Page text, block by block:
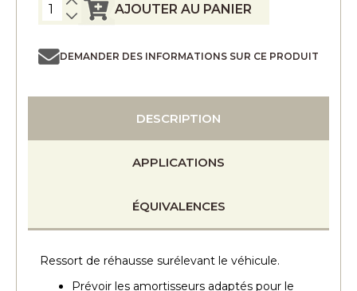
AJOUTER AU PANIER
DEMANDER DES INFORMATIONS SUR CE PRODUIT
DESCRIPTION
APPLICATIONS
ÉQUIVALENCES
Ressort de réhausse surélevant le véhicule.
Prévoir les amortisseurs adaptés pour le